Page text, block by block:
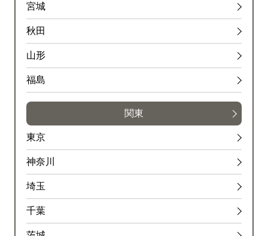
宮城
秋田
山形
福島
関東
東京
神奈川
埼玉
千葉